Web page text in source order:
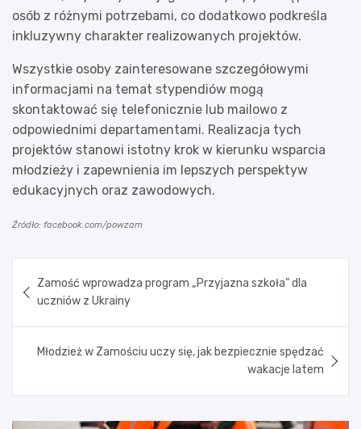
osób z różnymi potrzebami, co dodatkowo podkreśla
inkluzywny charakter realizowanych projektów.
Wszystkie osoby zainteresowane szczegółowymi
informacjami na temat stypendiów mogą
skontaktować się telefonicznie lub mailowo z
odpowiednimi departamentami. Realizacja tych
projektów stanowi istotny krok w kierunku wsparcia
młodzieży i zapewnienia im lepszych perspektyw
edukacyjnych oraz zawodowych.
Źródło: facebook.com/powzam
wpisu
Zamość wprowadza program „Przyjazna szkoła” dla
uczniów z Ukrainy
Młodzież w Zamościu uczy się, jak bezpiecznie spędzać
wakacje latem